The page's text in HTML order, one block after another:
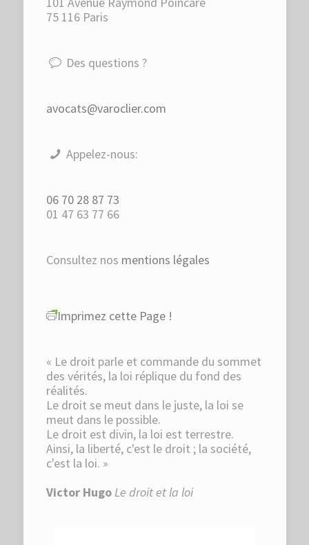
75 116 Paris
Des questions ?
avocats@varoclier.com
Appelez-nous:
06 70 28 87 73
01 47 63 77 66
Consultez nos mentions légales
Imprimez cette Page !
« Le droit parle et commande du sommet
des vérités, la loi réplique du fond des
réalités.
Le droit se meut dans le juste, la loi se
meut dans le possible.
Le droit est divin, la loi est terrestre.
Ainsi, la liberté, c'est le droit ; la société,
c'est la loi. »
Victor HugoLe droit et la loi